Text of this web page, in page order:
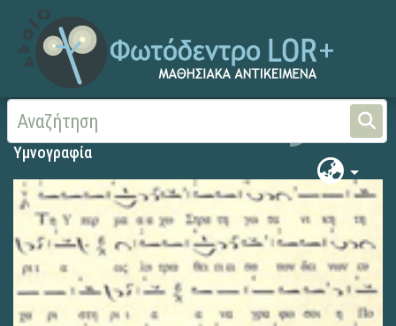
Αρχική Υμνογραφία Search
Υμνογραφία